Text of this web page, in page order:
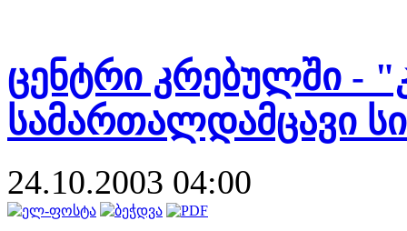
ცენტრი კრებულში -
სამართალდამცავი
24.10.2003 04:00